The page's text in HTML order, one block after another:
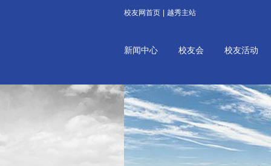
校友网首页 越秀主站
新闻中心 校友会 校友活动